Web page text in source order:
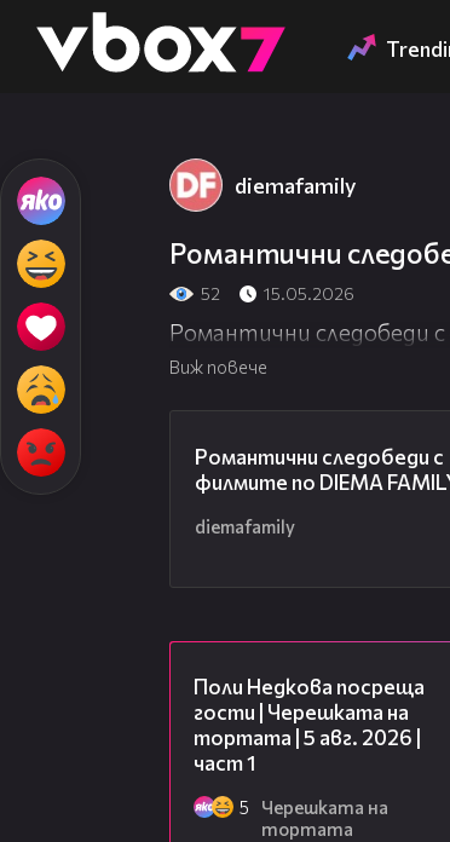
👾
diemafamily
Романтични
52 15.05.2026
Романтични следобеди
Виж повече
Романтични следобеди с
филмите по DIEMA
diemafamily
Поли Недкова посреща
гости | Черешката на
тортата | 5 авг. 2026 |
част 1
5
Черешката на
тортата